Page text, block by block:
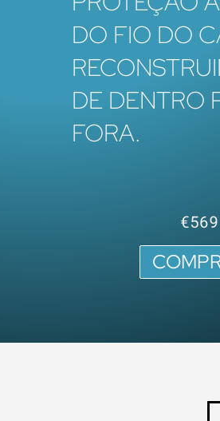
DO FIO DO
DE DENTRO
FORA.
€569